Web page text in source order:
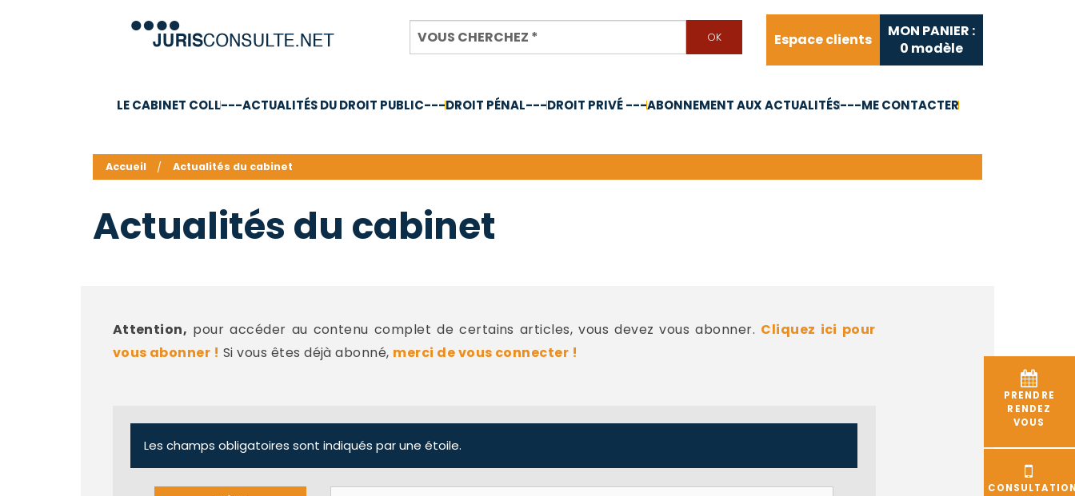
Espace clients
MON PANIER :
0 modèle
LE CABINET COLL---ACTUALITÉS DU DROIT PUBLIC---DROIT PÉNAL---DROIT PRIVÉ ---ABONNEMENT AUX ACTUALITÉS---ME CONTACTER
PRENDRE
RENDEZ
VOUS
Accueil Actualités du cabinet
Actualités du cabinet
Attention, pour accéder au contenu complet de certains articles, vous devez vous abonner. Cliquez ici pour
vous abonner ! Si vous êtes déjà abonné, merci de vous connecter !
Les champs obligatoires sont indiqués par une étoile.